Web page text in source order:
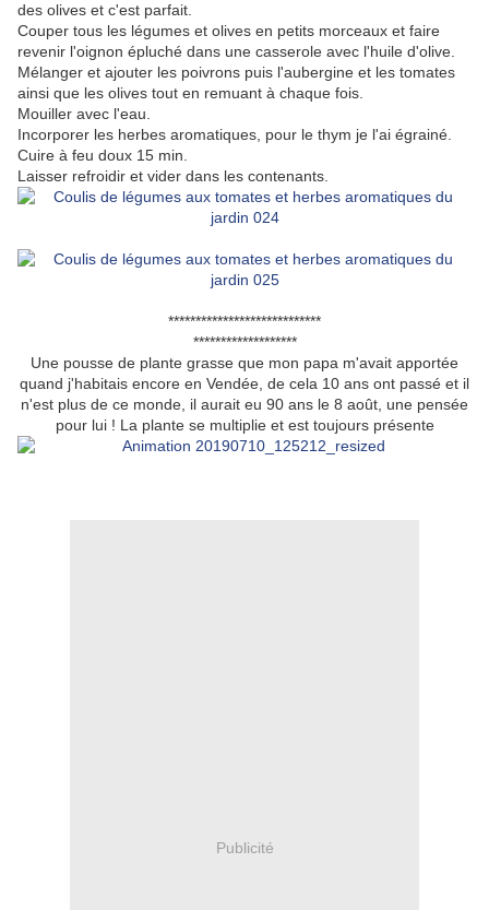
des olives et c'est parfait.
Couper tous les légumes et olives en petits morceaux et faire
revenir l'oignon épluché dans une casserole avec l'huile d'olive.
Mélanger et ajouter les poivrons puis l'aubergine et les tomates
ainsi que les olives tout en remuant à chaque fois.
Mouiller avec l'eau.
Incorporer les herbes aromatiques, pour le thym je l'ai égrainé.
Cuire à feu doux 15 min.
Laisser refroidir et vider dans les contenants.
****************************
*******************
Une pousse de plante grasse que mon papa m'avait apportée
quand j'habitais encore en Vendée, de cela 10 ans ont passé et il
n'est plus de ce monde, il aurait eu 90 ans le 8 août, une pensée
pour lui ! La plante se multiplie et est toujours présente
Publicité